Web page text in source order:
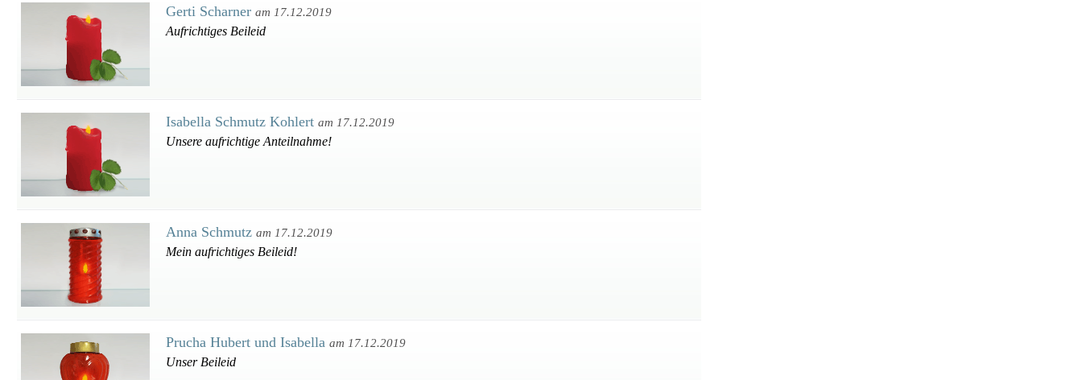
Gerti Scharner am 17.12.2019
Aufrichtiges Beileid
Isabella Schmutz Kohlert am 17.12.2019
Unsere aufrichtige Anteilnahme!
Anna Schmutz am 17.12.2019
Mein aufrichtiges Beileid!
Prucha Hubert und Isabella am 17.12.2019
Unser Beileid